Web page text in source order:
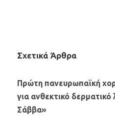
Σχετικά Άρθρα
Πρώτη πανευρωπαϊκή
για ανθεκτικό
Σάββα»